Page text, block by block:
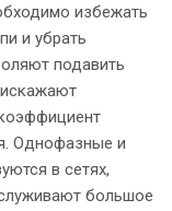
избежать
и убрать
подавить
Однофазные и
в сетях,
большое